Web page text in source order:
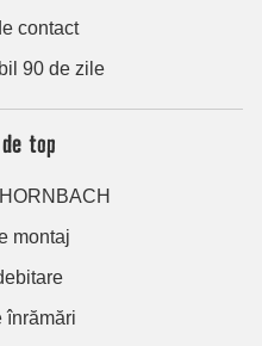
contact
90 de zile
top
montaj
înrămări